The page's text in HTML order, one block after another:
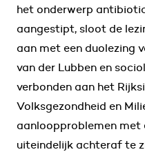
het onderwerp
aangestipt, sloot de
aan met een duolezing
van der Lubben en
verbonden aan het
Volksgezondheid en
aanloopproblemen met
uiteindelijk achteraf te